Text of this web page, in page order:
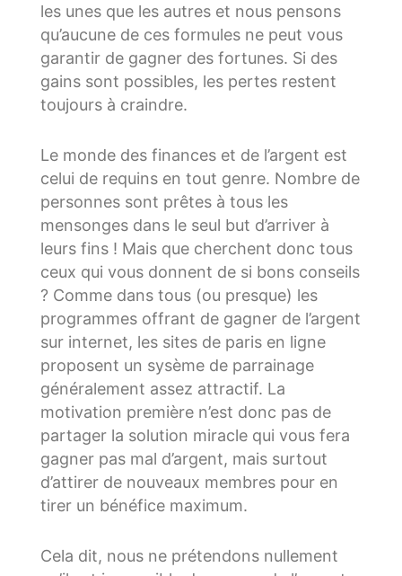
les unes que les autres et nous pensons
qu’aucune de ces formules ne peut vous
garantir de gagner des fortunes. Si des
gains sont possibles, les pertes restent
toujours à craindre.
Le monde des finances et de l’argent est
celui de requins en tout genre. Nombre de
personnes sont prêtes à tous les
mensonges dans le seul but d’arriver à
leurs fins ! Mais que cherchent donc tous
ceux qui vous donnent de si bons conseils
? Comme dans tous (ou presque) les
programmes offrant de gagner de l’argent
sur internet, les sites de paris en ligne
proposent un sysème de parrainage
généralement assez attractif. La
motivation première n’est donc pas de
partager la solution miracle qui vous fera
gagner pas mal d’argent, mais surtout
d’attirer de nouveaux membres pour en
tirer un bénéfice maximum.
Cela dit, nous ne prétendons nullement